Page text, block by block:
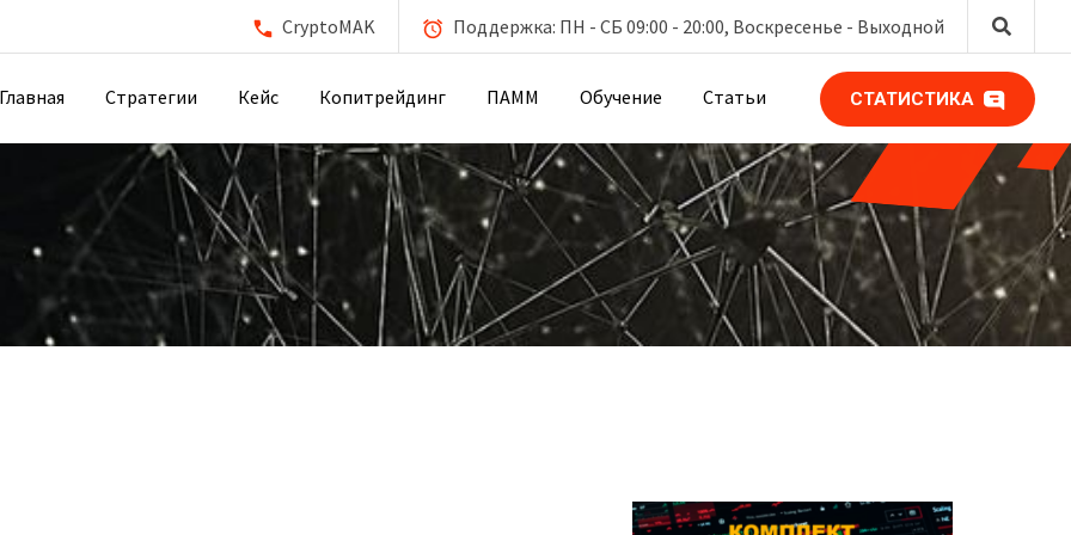
CryptoMAK Поддержка: ПН - СБ 09:00 - 20:00, Воскресенье - Выходной
Главная Стратегии Кейс Копитрейдинг ПАММ Обучение Статьи СТАТИСТИКА